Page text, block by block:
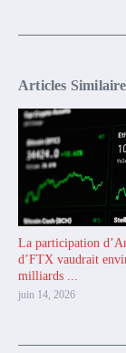
Articles
La participation
d’FTX vaudrait
milliards ...
juin 14, 2026